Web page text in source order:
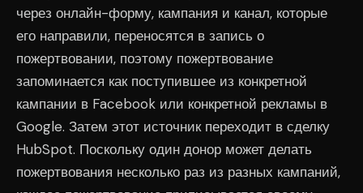
через онлайн-форму, кампания и канал, которые
его направили, переносятся в запись о
пожертвовании, поэтому пожертвование
запоминается как поступившее из конкретной
кампании в Facebook или конкретной рекламы в
Google. Затем этот источник переходит в сделку
HubSpot. Поскольку один донор может делать
пожертвования несколько раз из разных кампаний,